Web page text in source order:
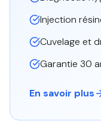
Injection
Cuvelage et
Garantie 30
En savoir plus